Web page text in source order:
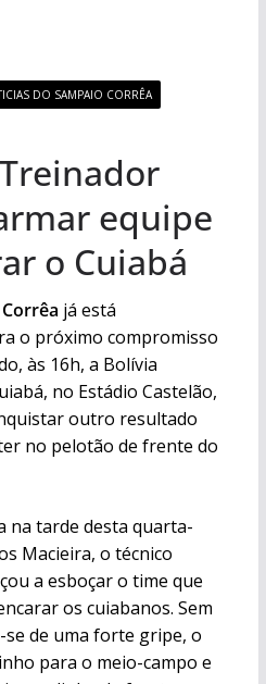
DO SAMPAIO CORRÊA
equipe
o Cuiabá
já está
o próximo compromisso
às 16h, a Bolívia
no Estádio Castelão,
outro resultado
no pelotão de frente do
na tarde desta quarta-
Macieira, o técnico
a esboçar o time que
os cuiabanos. Sem
de uma forte gripe, o
para o meio-campo e